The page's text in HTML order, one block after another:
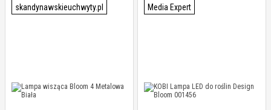
skandynawskieuchwyty.pl Media Expert